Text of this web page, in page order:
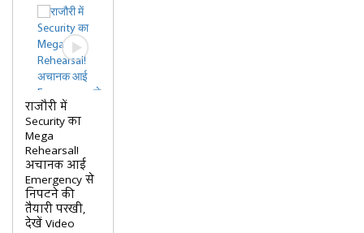
राजौरी में
Security का
Mega
Rehearsal!
अचानक आई
Emergency से
निपटने की
तैयारी परखी,
देखें Video